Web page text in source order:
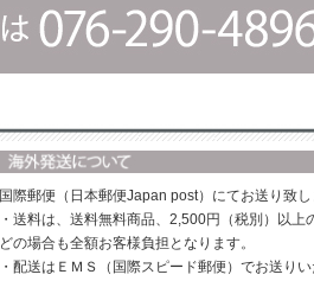
国際郵便（日本郵便Japan post）にてお送り致し
・送料は、送料無料商品、2,500円（税別）以上
どの場合も全額お客様負担となります。
・配送はＥＭＳ（国際スピード郵便）でお送りい